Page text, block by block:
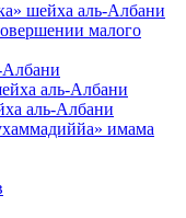
шейха аль-Албани
малого
Албани
аль-Албани
аль-Албани
имама